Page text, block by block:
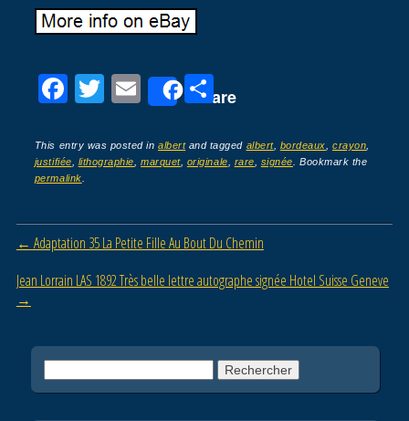
F
c
e
o
k
T
tt
er
E
ail
Share
P
ta
g
This entry was posted inalbertand tagged albert, bordeaux crayon
justifiée
lithographie ,marquet, originale rare signée . Bookmark the
permalink
Post navigation
← Adaptation 35 La Petite Fille Au Bout Du Chemin
Jean Lorrain LAS 1892 Très belle lettre autographe signée Hotel Suisse Geneve
→